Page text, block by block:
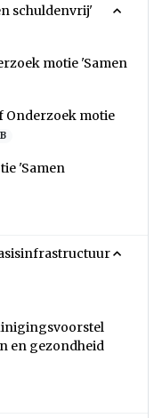
schuldenvrij'
motie 'Samen
Onderzoek motie
'Samen
en gezondheid